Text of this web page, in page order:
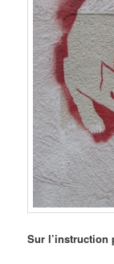
Sur l’instruction